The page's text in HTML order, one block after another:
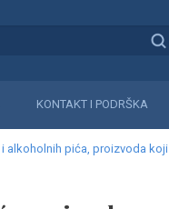
KONTAKT I PODRŠKA
alkoholnih pića, proizvoda koji